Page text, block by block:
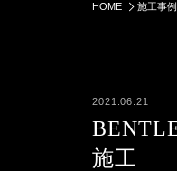
HOME 施工事例
2021.06.21
施工